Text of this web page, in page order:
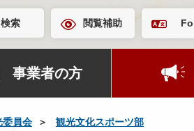
検索 閲覧補助
事業者の方
委員会
観光文化スポーツ部